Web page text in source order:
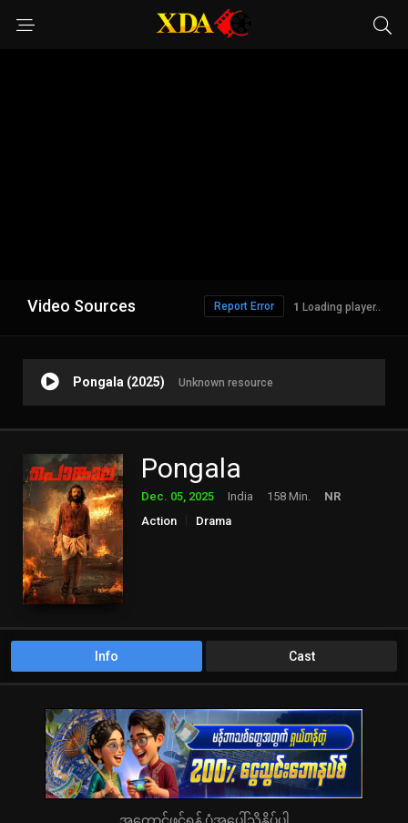
Video Sources Loading player..
Report Error
Pongala (2025) Unknown resource
Pongala
Dec. 05, 2025 India 158 Min.
NR
Action
Drama
Info Cast